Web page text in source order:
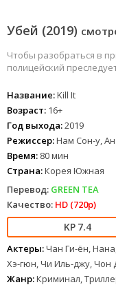
Убей (2019)
Чтобы разобраться в
полицейский
Название:Kill It
Возраст: 16+
Год выхода:2019
Режиссер:Нам Сон-у,
Время: 80 мин
Страна:Корея Южная
Перевод: GREEN TEA
Качество: HD (720p)
7.4
Актеры:Чан Ги-ён,
Хэ-гюн, Чи Иль-джу, Чон
Жанр:Криминал,